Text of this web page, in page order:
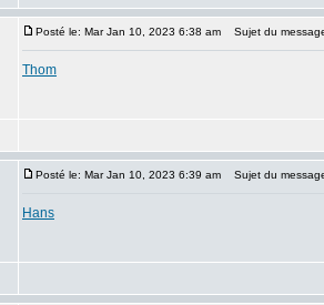
Posté le: Mar Jan 10, 2023 6:38 am Sujet du
Thom
Posté le: Mar Jan 10, 2023 6:39 am Sujet du
Hans